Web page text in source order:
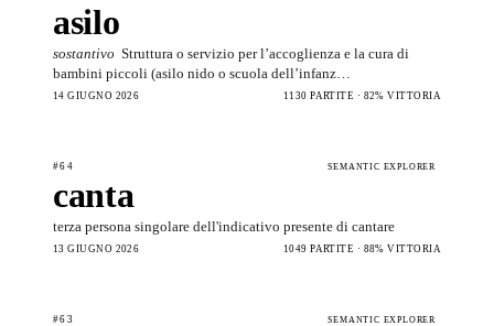
asilo
sostantivo Struttura o servizio per l’accoglienza e la cura di
bambini piccoli (asilo nido o scuola dell’infanz…
14 GIUGNO 2026 1130 PARTITE · 82% VITTORIA
#64 SEMANTIC EXPLORER
canta
terza persona singolare dell'indicativo presente di cantare
13 GIUGNO 2026 1049 PARTITE · 88% VITTORIA
#63 SEMANTIC EXPLORER